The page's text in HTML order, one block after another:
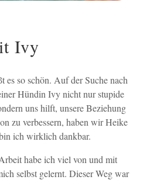
Ivy
es so schön. Auf der Suche nach
Hündin Ivy nicht nur stupide
uns hilft, unsere Beziehung
zu verbessern, haben wir Heike
ich wirklich dankbar.
habe ich viel von und mit
selbst gelernt. Dieser Weg war